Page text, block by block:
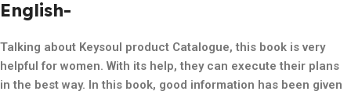
English-
Talking about Keysoul product Catalogue, this book is very
helpful for women. With its help, they can execute their plans
in the best way. In this book, good information has been given